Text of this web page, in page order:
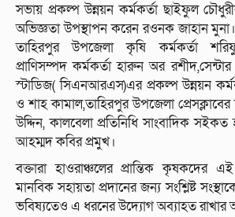
সভায় প্রকল্প উন্নয়ন কর্মকর্তা ছাইফুল
অভিজ্ঞতা উপস্থাপন করেন রওনক জাহান
তাহিরপুর উপজেলা কৃষি কর্মকর্তা
প্রাণিসম্পদ কর্মকর্তা হারুন অর রশীদ,সেন্টার
স্টাডিজ( সিএনআরএস)এর প্রকল্প উন্নয়ন
ও শাহ কামাল,তাহিরপুর উপজেলা
উদ্দিন, কালবেলা প্রতিনিধি সাংবাদিক সইকত
আহম্মদ কবির প্রমুখ।
বক্তারা হাওরাঞ্চলের প্রান্তিক কৃষকদের
মানবিক সহায়তা প্রদানের জন্য সংশ্লিষ্ট
ভবিষ্যতেও এ ধরনের উদ্যোগ অব্যাহত রাখার